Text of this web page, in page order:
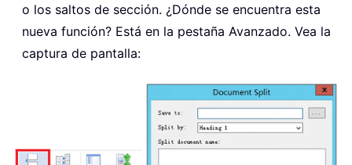
o los saltos de sección. ¿Dónde se encuentra esta
nueva función? Está en la pestaña Avanzado. Vea la
captura de pantalla: